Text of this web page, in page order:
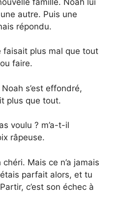
autre. Puis une
répondu.
faisait plus mal que tout
faire.
s’est effondré,
plus que tout.
voulu ? m’a-t-il
râpeuse.
Mais ce n’a jamais
parfait alors, et tu
c’est son échec à